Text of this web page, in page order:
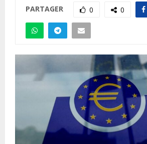
PARTAGER 0 0